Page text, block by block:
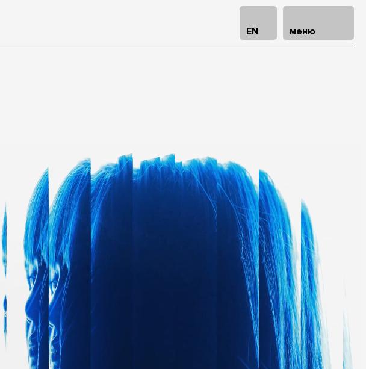
EN меню